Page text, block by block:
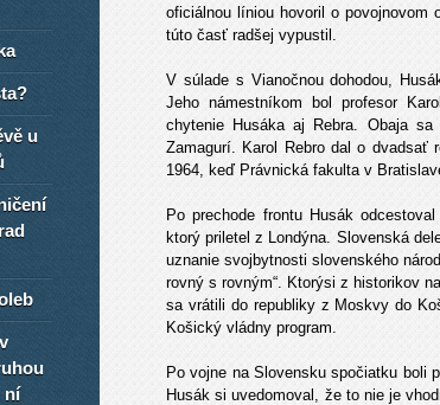
oficiálnou líniou hovoril o
túto časť radšej vypustil.
V súlade s Vianočnou dohodou,
Jeho námestníkom bol profesor
chytenie Husáka aj Rebra. Obaja
Zamagurí. Karol Rebro dal o dvadsať
1964, keď Právnická fakulta v
Po prechode frontu Husák
ktorý priletel z Londýna. Slovenská
uznanie svojbytnosti slovenského
rovný s rovným“. Ktorýsi z historikov
sa vrátili do republiky z Moskvy do
Košický vládny program.
Po vojne na Slovensku spočiatku boli
Husák si uvedomoval, že to nie je
u
ní